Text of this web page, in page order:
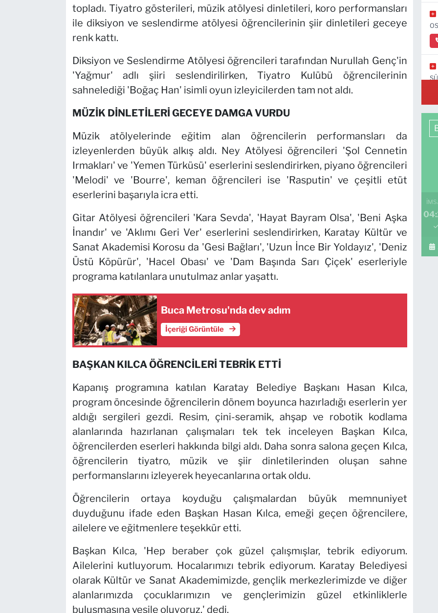
topladı. Tiyatro gösterileri, müzik atölyesi dinletileri, koro performansları
ile diksiyon ve seslendirme atölyesi öğrencilerinin şiir dinletileri geceye
renk kattı.
Diksiyon ve Seslendirme Atölyesi öğrencileri tarafından Nurullah Genç'in
'Yağmur' adlı şiiri seslendirilirken, Tiyatro Kulübü öğrencilerinin
sahnelediği 'Boğaç Han' isimli oyun izleyicilerden tam not aldı.
MÜZİK DİNLETİLERİ GECEYE DAMGA VURDU
Müzik atölyelerinde eğitim alan öğrencilerin performansları da
izleyenlerden büyük alkış aldı. Ney Atölyesi öğrencileri 'Şol Cennetin
Irmakları' ve 'Yemen Türküsü' eserlerini seslendirirken, piyano öğrencileri
'Melodi' ve 'Bourre', keman öğrencileri ise 'Rasputin' ve çeşitli etüt
eserlerini başarıyla icra etti.
Gitar Atölyesi öğrencileri 'Kara Sevda', 'Hayat Bayram Olsa', 'Beni Aşka
İnandır' ve 'Aklımı Geri Ver' eserlerini seslendirirken, Karatay Kültür ve
Sanat Akademisi Korosu da 'Gesi Bağları', 'Uzun İnce Bir Yoldayız', 'Deniz
Üstü Köpürür', 'Hacel Obası' ve 'Dam Başında Sarı Çiçek' eserleriyle
programa katılanlara unutulmaz anlar yaşattı.
Buca Metrosu'nda dev adım
İçeriği Görüntüle
BAŞKAN KILCA ÖĞRENCİLERİ TEBRİK ETTİ
Kapanış programına katılan Karatay Belediye Başkanı Hasan Kılca,
program öncesinde öğrencilerin dönem boyunca hazırladığı eserlerin yer
aldığı sergileri gezdi. Resim, çini-seramik, ahşap ve robotik kodlama
alanlarında hazırlanan çalışmaları tek tek inceleyen Başkan Kılca,
öğrencilerden eserleri hakkında bilgi aldı. Daha sonra salona geçen Kılca,
öğrencilerin tiyatro, müzik ve şiir dinletilerinden oluşan sahne
performanslarını izleyerek heyecanlarına ortak oldu.
Öğrencilerin ortaya koyduğu çalışmalardan büyük memnuniyet
duyduğunu ifade eden Başkan Hasan Kılca, emeği geçen öğrencilere,
ailelere ve eğitmenlere teşekkür etti.
Başkan Kılca, 'Hep beraber çok güzel çalışmışlar, tebrik ediyorum.
Ailelerini kutluyorum. Hocalarımızı tebrik ediyorum. Karatay Belediyesi
olarak Kültür ve Sanat Akademimizde, gençlik merkezlerimizde ve diğer
alanlarımızda çocuklarımızın ve gençlerimizin güzel etkinliklerle
buluşmasına vesile oluyoruz.' dedi.